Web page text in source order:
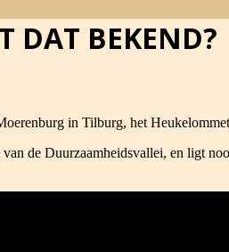
DAT BEKEND?
in Tilburg, het
de Duurzaamheidsvallei, en ligt